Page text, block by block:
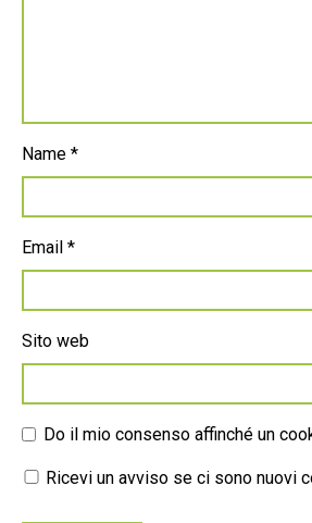
Name *
Email *
Sito web
Do il mio consenso affinché un
Ricevi un avviso se ci sono nuovi